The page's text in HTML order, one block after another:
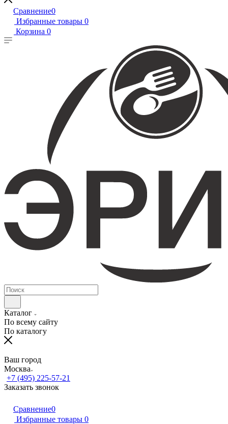
Сравнение0
Избранные товары 0
Корзина 0
Каталог
По всему сайту
По каталогу
Ваш город
Москва
+7 (495) 225-57-21
Заказать звонок
Сравнение0
Избранные товары 0